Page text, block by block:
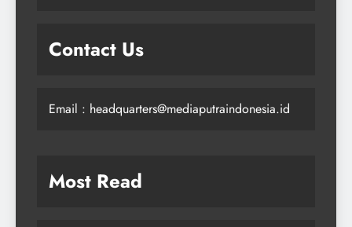
Contact Us
Email : headquarters@mediaputraindonesia.id
Most Read